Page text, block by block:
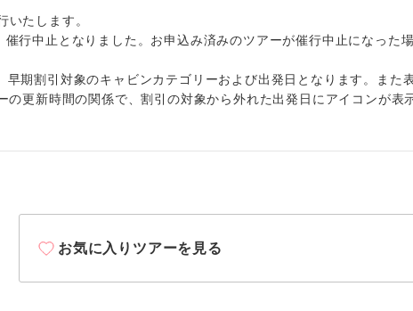
いたします。
行中止となりました。お申込み済みのツアーが催行中止になった
早期割引対象のキャビンカテゴリーおよび出発日となります。また
の更新時間の関係で、割引の対象から外れた出発日にアイコンが表
お気に入りツアーを見る
2名様催行
様1室同代金 1名様1室利用でも追加料金がかからないコ
年齢制限あり ご参加にあたり年齢に制限があるコースで
利用航空会社が指定なので、ご出発の計画
す。